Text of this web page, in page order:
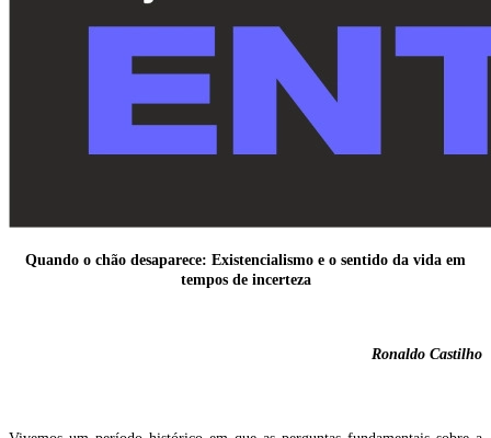
Quando o chão desaparece: Existencialismo e o sentido da vida em
tempos de incerteza
Ronaldo Castilho